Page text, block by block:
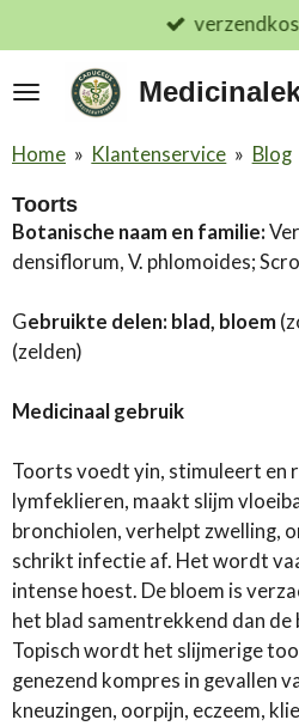
direct
naar
hoofdinhoud
Home » Klantenservice » Blog
Toorts
Botanische naam en familie:
densiflorum, V. phlomoides;
Gebruikte delen: blad, bloem
(zelden)
Medicinaal gebruik
Toorts voedt yin, stimuleert en
lymfeklieren, maakt slijm
bronchiolen, verhelpt zwelling,
schrikt infectie af. Het wordt
intense hoest. De bloem is
het blad samentrekkend dan de
Topisch wordt het slijmerige
genezend kompres in gevallen
kneuzingen, oorpijn, eczeem,